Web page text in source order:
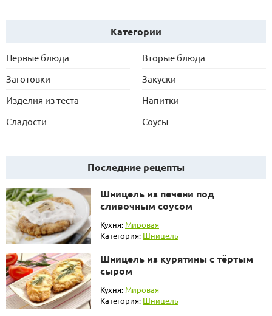
Категории
Первые блюда
Вторые блюда
Заготовки
Закуски
Изделия из теста
Напитки
Сладости
Соусы
Последние рецепты
Шницель из печени под
сливочным соусом
Кухня: Мировая
Категория: Шницель
Шницель из курятины с тёртым
сыром
Кухня: Мировая
Категория: Шницель